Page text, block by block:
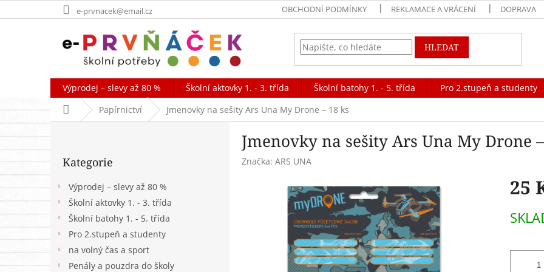
na
e-prvnacek@email.cz OBCHODNÍ PODMÍNKY REKLAMACE A VRÁCENÍ DOPRAVA
HLEDAT
Výprodej – slevy až 80 % Školní aktovky 1. - 3. třída Školní batohy 1. - 5. třída Pro 2.stupeň a studenty
Domů Papírnictví Jmenovky na sešity Ars Una My Drone – 18 ks
P
kategorie
Kategorie
Výprodej – slevy až 80 %
Školní aktovky 1. - 3. třída
Školní batohy 1. - 5. třída
Pro 2.stupeň a studenty
na volný čas a sport
Penály a pouzdra do školy
Jmenovky na sešity Ars Una My Drone
Značka: ARS UNA
25
cena: